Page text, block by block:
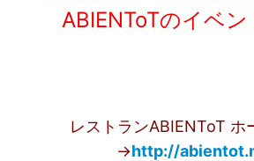
ABIENToTのイベ
レストランABIENToT ホ
→http://